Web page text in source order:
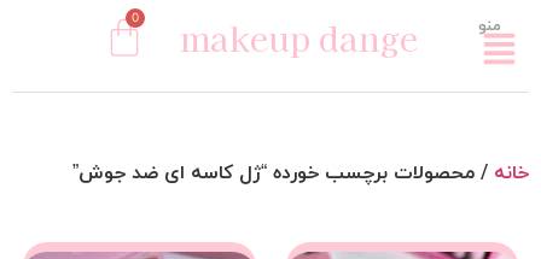
منو makeup dange
0
خانه / محصولات برچسب خورده “ژل کاسه ای ضد جوش”